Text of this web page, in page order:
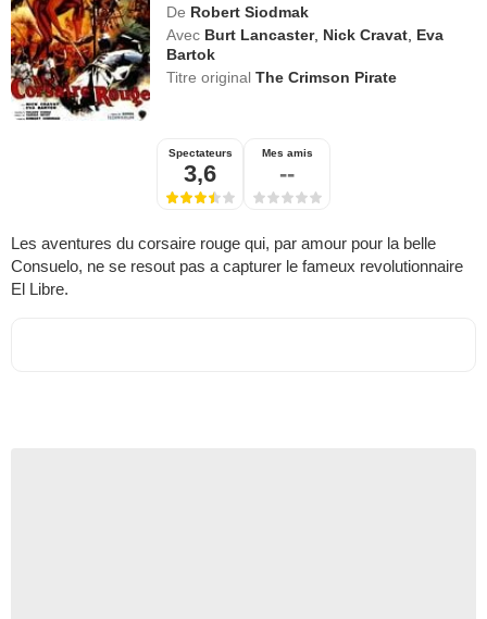
De Robert Siodmak
Avec Burt Lancaster, Nick Cravat, Eva
Bartok
Titre originalThe Crimson Pirate
Spectateurs
3,6
Mes amis
--
Les aventures du corsaire rouge qui, par amour pour la belle
Consuelo, ne se resout pas a capturer le fameux revolutionnaire
El Libre.